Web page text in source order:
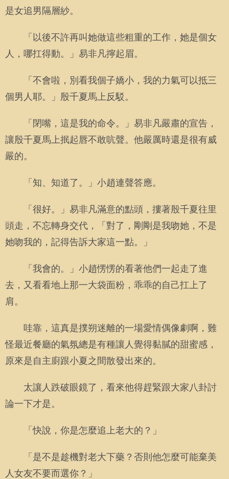
是女追男隔層紗。
「以後不許再叫她做這些粗重的工作，她是個女
人，哪扛得動。」易非凡擰起眉。
「不會啦，別看我個子嬌小，我的力氣可以抵三
個男人耶。」殷千夏馬上反駁。
「閉嘴，這是我的命令。」易非凡嚴肅的宣告，
讓殷千夏馬上抿起唇不敢吭聲。他嚴厲時還是很有威
嚴的。
「知、知道了。」小趙連聲答應。
「很好。」易非凡滿意的點頭，摟著殷千夏往里
頭走，不忘轉身交代，「對了，剛剛是我吻她，不是
她吻我的，記得告訴大家這一點。」
「我會的。」小趙愣愣的看著他們一起走了進
去，又看看地上那一大袋面粉，乖乖的自己扛上了
肩。
哇靠，這真是撲朔迷離的一場愛情偶像劇啊，難
怪最近餐廳的氣氛總是有種讓人覺得黏膩的甜蜜感，
原來是自主廚跟小夏之間散發出來的。
太讓人跌破眼鏡了，看來他得趕緊跟大家八卦討
論一下才是。
「快說，你是怎麼追上老大的？」
「是不是趁機對老大下藥？否則他怎麼可能棄美
人女友不要而選你？」